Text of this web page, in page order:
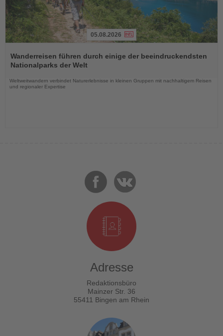
Sie
die
Nachrichten
05.08.2026
Wanderreisen führen durch einige der beeindruckendsten
Nationalparks der Welt
Weltweitwandern verbindet Naturerlebnisse in kleinen Gruppen mit nachhaltigem Reisen
und regionaler Expertise
Adresse
Redaktionsbüro
Mainzer Str. 36
55411 Bingen am Rhein